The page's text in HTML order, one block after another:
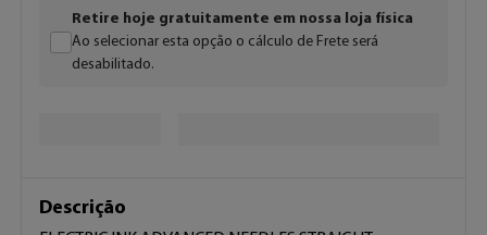
Retire hoje gratuitamente em nossa loja física
Ao selecionar esta opção o cálculo de Frete será
desabilitado.
Descrição